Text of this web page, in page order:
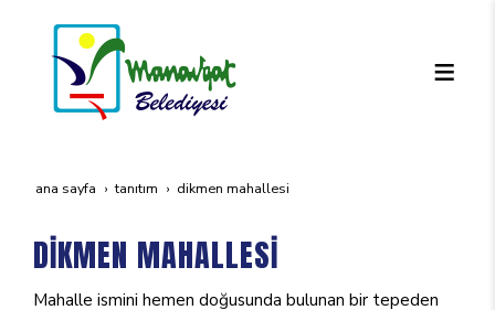
ana sayfa tanıtım di̇kmen mahallesi̇
DİKMEN MAHALLESİ
Mahalle ismini hemen doğusunda bulunan bir tepeden